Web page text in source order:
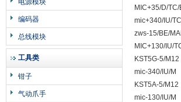
电源模块
编码器
总线模块
工具类
钳子
气动爪手
MIC+35/D/TC/
mic+340/IU/TC
zws-15/BE/
MIC+130/IU/
KST5G-5/M12
mic-340/IU/M
KST5A-5/M12
mic-130/IU/M